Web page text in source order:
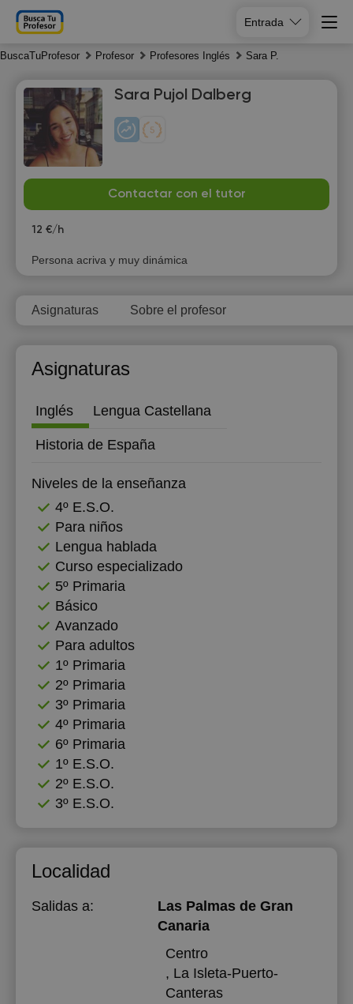
Entrada
BuscaTuProfesor Profesor Profesores Inglés Sara P.
Sara Pujol Dalberg
Contactar con el tutor
12 €/h
Persona acriva y muy dinámica
Asignaturas Sobre el profesor
Asignaturas
Inglés Lengua Castellana
Historia de España
Niveles de la enseñanza
4º E.S.O.
Para niños
Lengua hablada
Curso especializado
5º Primaria
Básico
Avanzado
Para adultos
1º Primaria
2º Primaria
3º Primaria
4º Primaria
6º Primaria
1º E.S.O.
2º E.S.O.
3º E.S.O.
Localidad
Salidas a:
Las Palmas de Gran
Canaria
Centro
, La Isleta-Puerto-
Canteras
6
Fr
7
Sa
8
9
18:00
19:00
20:00
19:00